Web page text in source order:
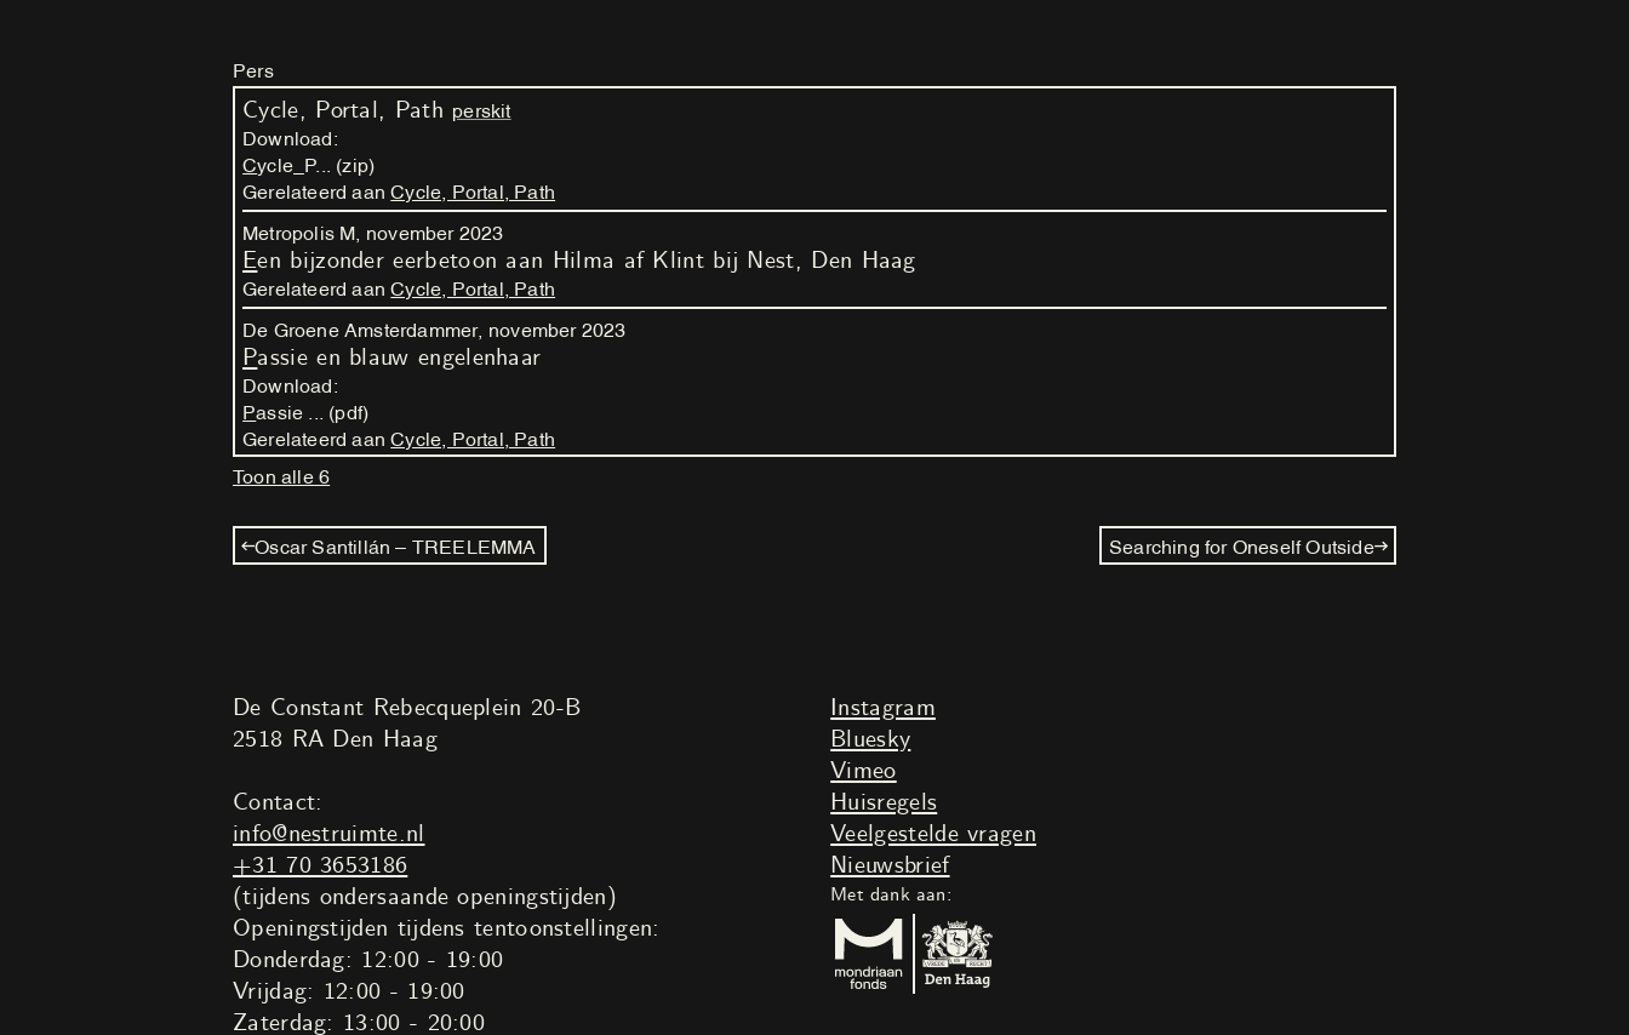
Pers
Cycle, Portal, Path perskit
Download:
Cycle_P... (zip)
Gerelateerd aanCycle, Portal, Path
Metropolis M, november 2023
Een bijzonder eerbetoon aan Hilma af Klint bij Nest, Den Haag
Gerelateerd aanCycle, Portal, Path
De Groene Amsterdammer, november 2023
Passie en blauw engelenhaar
Download:
Passie ... (pdf)
Gerelateerd aanCycle, Portal, Path
Toon alle 6
Oscar Santillán – TREELEMMA Searching for Oneself Outside
De Constant Rebecqueplein 20-B
2518 RA Den Haag
Contact:
info@nestruimte.nl
+31 70 3653186
(tijdens ondersaande openingstijden)
Openingstijden tijdens tentoonstellingen:
Donderdag: 12:00 - 19:00
Vrijdag: 12:00 - 19:00
Zaterdag: 13:00 - 20:00
Instagram
Bluesky
Vimeo
Huisregels
Veelgestelde vragen
Nieuwsbrief
Met dank aan: